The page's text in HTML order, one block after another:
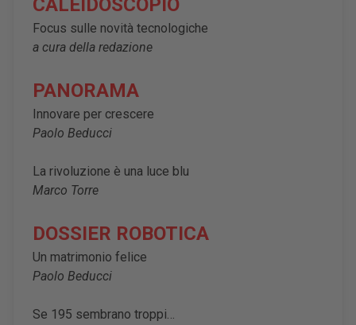
CALEIDOSCOPIO
Focus sulle novità tecnologiche
a cura della redazione
PANORAMA
Innovare per crescere
Paolo Beducci
La rivoluzione è una luce blu
Marco Torre
DOSSIER ROBOTICA
Un matrimonio felice
Paolo Beducci
Se 195 sembrano troppi…